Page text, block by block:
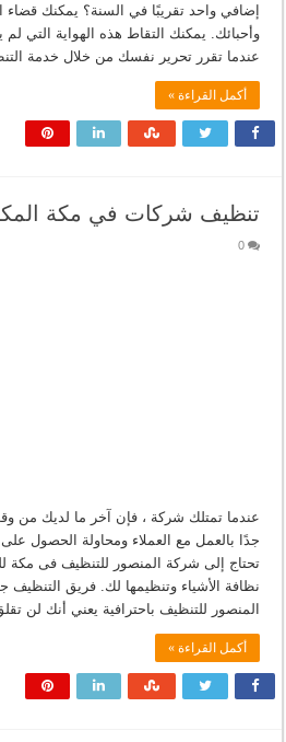
إضافي واحد تقريبًا في السنة؟ يمكنك قضاء
وأحبائك. يمكنك التقاط هذه الهواية التي
عندما تقرر تحرير نفسك من خلال خدمة
أكمل القراءة »
تنظيف شركات في مكة
0
عندما تمتلك شركة ، فإن آخر ما لديك من
جدًا بالعمل مع العملاء ومحاولة الحصول على
تحتاج إلى شركة المنصور للتنظيف فى
نظافة الأشياء وتنظيمها لك. فريق التنظيف
المنصور للتنظيف باحترافية يعني أنك لن
أكمل القراءة »